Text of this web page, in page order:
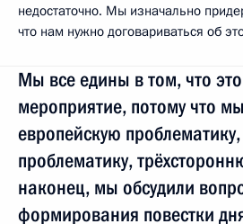
недостаточно. Мы изначально
что нам нужно договариваться об
Мы все едины в том, что
мероприятие, потому что
европейскую
проблематику,
наконец, мы обсудили
формирования повестки